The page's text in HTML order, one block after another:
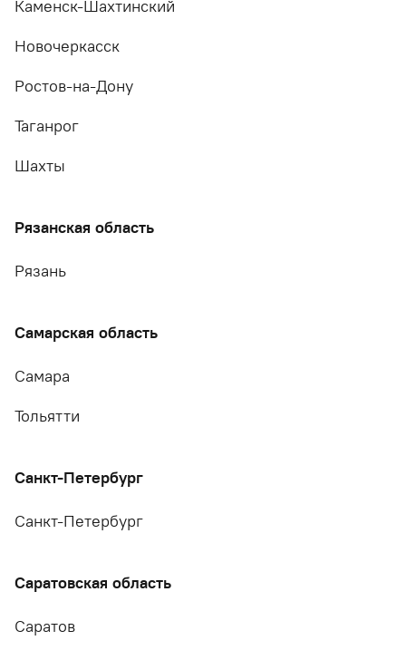
Каменск-Шахтинский
Новочеркасск
Ростов-на-Дону
Таганрог
Шахты
Рязанская область
Рязань
Самарская область
Самара
Тольятти
Санкт-Петербург
Санкт-Петербург
Саратовская область
Саратов